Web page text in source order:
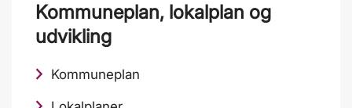
Kommuneplan, lokalplan og
udvikling
Kommuneplan